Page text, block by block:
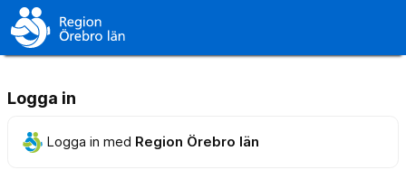
Logga in
Logga in med Region Örebro län